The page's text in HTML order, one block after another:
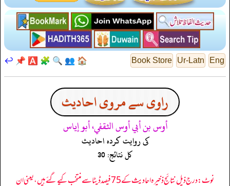
Eng
Ur-Latn
Book Store
🏠
👥
🔍
🧩
🅰️
📌
↩️
راوی سے مروی احادیث
أوس بن أبي أوس الثقفي، أبو إياس
کی روایت کردہ احادیث
کل نتائج: 30
نوٹ: درج ذیل نتائج ذخیرہ احادیث کے 75 فیصد ڈیٹا سے منتخب کیے گئے ہیں، یعنی ان